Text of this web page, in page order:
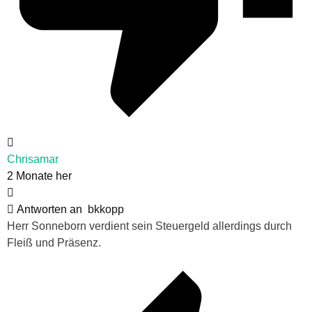
Chrisamar
2 Monate her
Antworten an
bkkopp
Herr Sonneborn verdient sein Steuergeld allerdings durch
Fleiß und Präsenz.